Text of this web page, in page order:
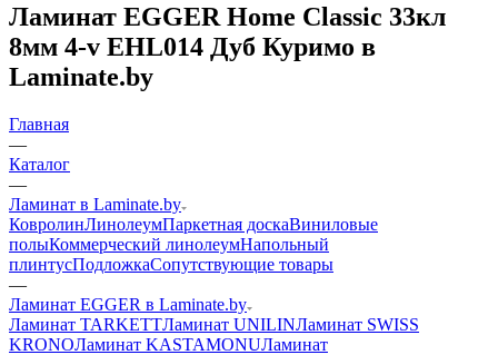
Ламинат EGGER Home Classic 33кл
8мм 4-v EHL014 Дуб Куримо в
Laminate.by
Главная
—
Каталог
—
Ламинат в Laminate.by
КовролинЛинолеумПаркетная доскаВиниловые
полыКоммерческий линолеумНапольный
плинтусПодложкаСопутствующие товары
—
Ламинат EGGER в Laminate.by
Ламинат TARKETTЛаминат UNILINЛаминат SWISS
KRONOЛаминат KASTAMONUЛаминат